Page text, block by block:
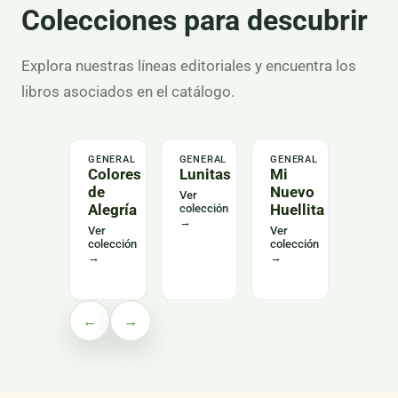
Colecciones para descubrir
Explora nuestras líneas editoriales y encuentra los
libros asociados en el catálogo.
GENERAL
Colores
de
Alegría
Ver
colección
→
GENERAL
Lunitas
Ver
colección
→
GENERAL
Mi
Nuevo
Huellita
Ver
colección
→
← →